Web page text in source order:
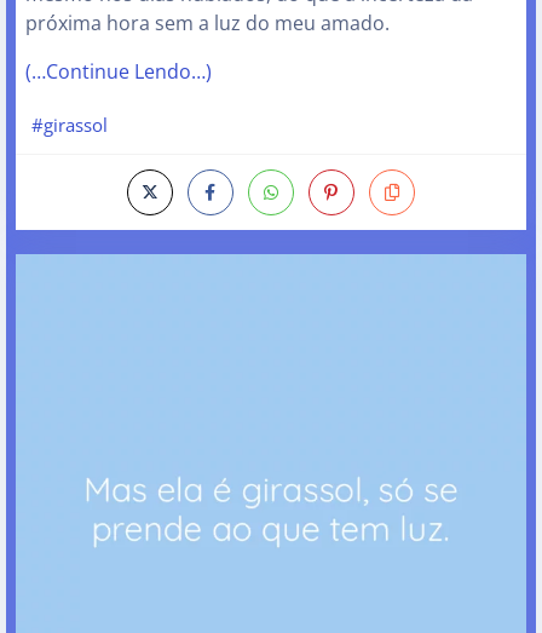
próxima hora sem a luz do meu amado.
(…Continue Lendo…)
#girassol